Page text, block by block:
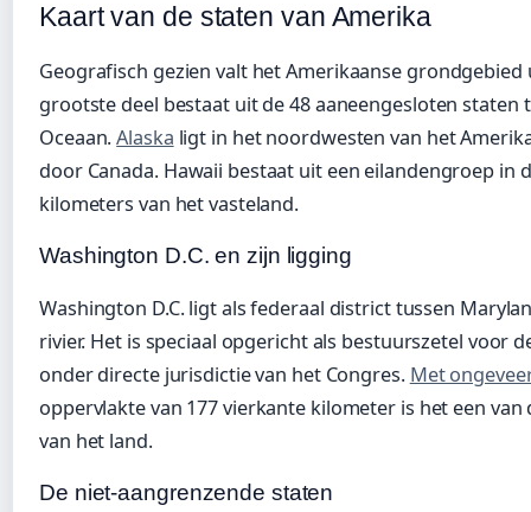
Kaart van de staten van Amerika
Geografisch gezien valt het Amerikaanse
grootste deel bestaat uit de 48 aaneengesloten staten
Oceaan.Alaska ligt in het noordwesten van het
door Canada. Hawaii bestaat uit een eilandengroep in
kilometers van het vasteland.
Washington D.C. en zijn ligging
Washington D.C. ligt als federaal district tussen
rivier. Het is speciaal opgericht als bestuurszetel voor
onder directe jurisdictie van het Congres. Met
oppervlakte van 177 vierkante kilometer is het een
van het land.
De niet-aangrenzende staten